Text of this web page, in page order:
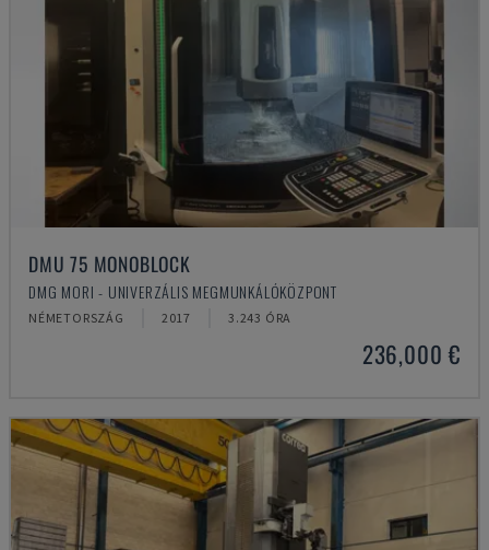
DMU 75 MONOBLOCK
DMG MORI - UNIVERZÁLIS MEGMUNKÁLÓKÖZPONT
NÉMETORSZÁG 2017 3.243 ÓRA
236,000 €